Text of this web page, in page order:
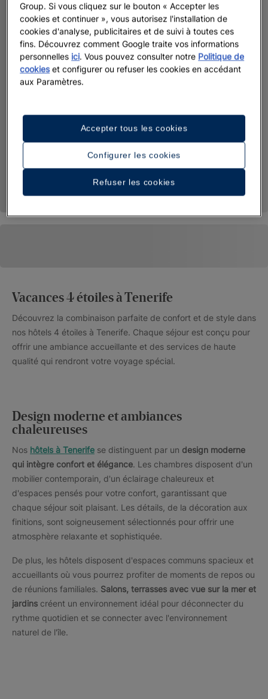
Vacances 4 étoiles à Tenerife
Découvrez la combinaison parfaite de confort et de style dans
nos hôtels 4 étoiles à Tenerife. Chaque séjour est conçu pour
offrir une ambiance accueillante et des services de haute
qualité qui rendront votre voyage spécial.
Design moderne et ambiances
chaleureuses
Nos hôtels à Tenerife se distinguent par un design moderne
qui intègre confort et élégance. Les chambres disposent d'un
mobilier contemporain, d'un éclairage chaleureux et
d'espaces pensés pour votre confort, garantissant que
chaque séjour soit plaisant. Les détails, de la décoration aux
finitions, sont soigneusement sélectionnés pour offrir une
atmosphère relaxante et sophistiquée.
De plus, les hôtels disposent d'espaces communs spacieux et
accueillants où vous pourrez profiter de moments de repos ou
de réunions familiales. Salons, terrasses avec vue sur la mer et
jardins créent un environnement idéal pour déconnecter du
rythme quotidien et se connecter avec l'environnement
naturel de l'île.
Group. Si vous cliquez sur le bouton « Accepter les
cookies et continuer », vous autorisez l'installation de
cookies d'analyse, publicitaires et de suivi à toutes ces
fins. Découvrez comment Google traite vos informations
personnelles ici. Vous pouvez consulter notre Politique de
cookies et configurer ou refuser les cookies en accédant
aux Paramètres.
Configurer les cookies
Refuser les cookies
Accepter tous les cookies